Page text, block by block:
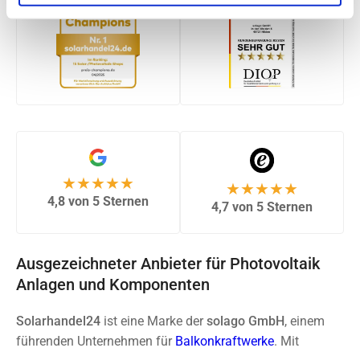
★★★★★
4,8 von 5 Sternen
★★★★★
4,7 von 5 Sternen
Ausgezeichneter Anbieter für Photovoltaik
Anlagen und Komponenten
Solarhandel24 ist eine Marke dersolago GmbH, einem
führenden Unternehmen für Balkonkraftwerke. Mit